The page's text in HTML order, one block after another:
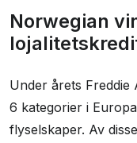
Norwegian
Under årets
6 kategorier i
flyselskaper. Av